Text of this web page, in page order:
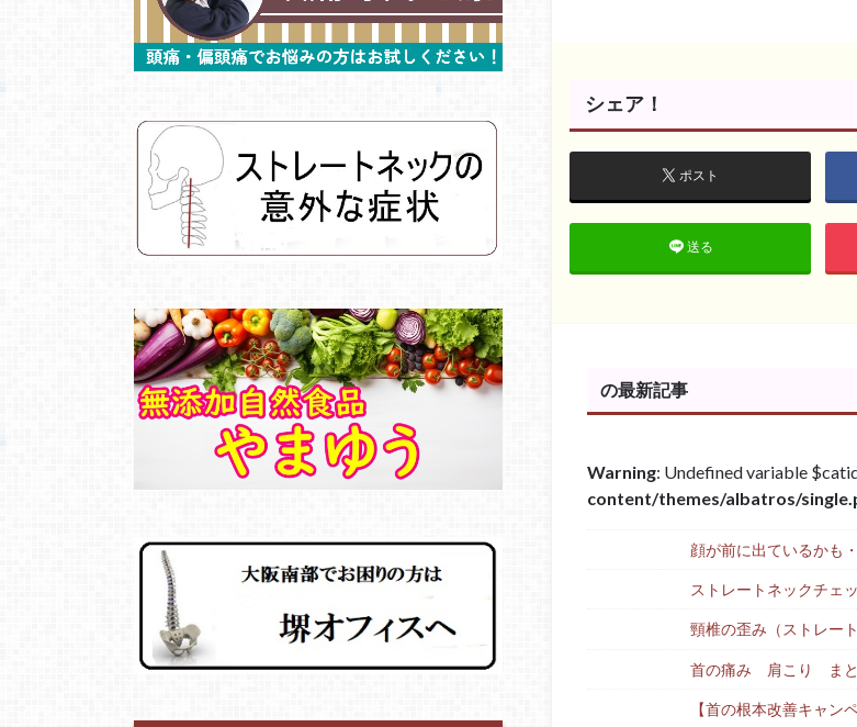
シェア！
ポスト
送る
の最新記事
Warning: Undefined variable
content/themes/albatros/
顔が前に出ているかも
ストレートネックチェ
頸椎の歪み（ストレー
首の痛み 肩こり ま
【首の根本改善キャン